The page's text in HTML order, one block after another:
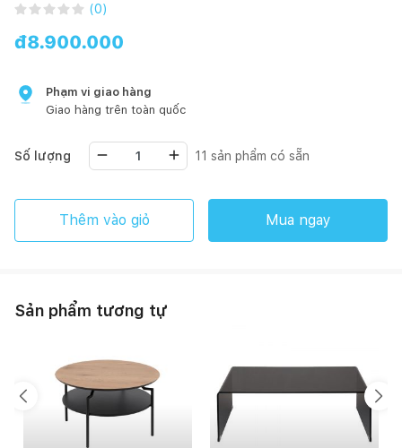
(0)
đ8.900.000
Phạm vi giao hàng
Giao hàng trên toàn quốc
Số lượng 11 sản phẩm có sẵn
Thêm vào giỏ Mua ngay
Sản phẩm tương tự